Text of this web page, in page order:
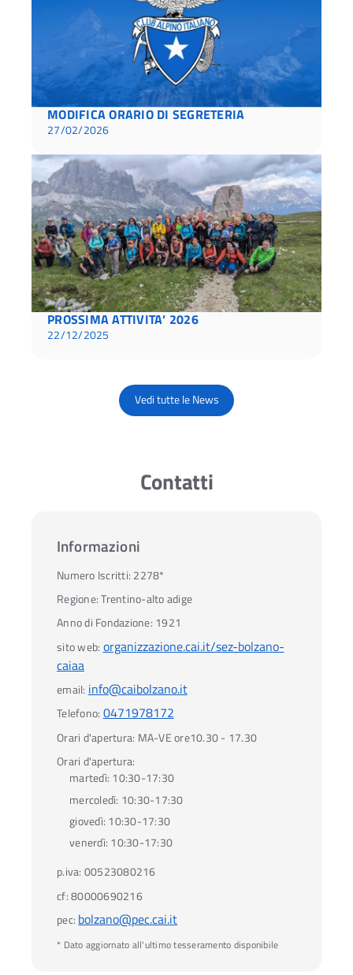
MODIFICA ORARIO DI SEGRETERIA
27/02/2026
PROSSIMA ATTIVITA’ 2026
22/12/2025
Vedi tutte le News
Contatti
Informazioni
Regione:Trentino-alto adige
Anno di Fondazione: 1921
sito web: organizzazione.cai.it/sez-bolzano-
caiaa
email: info@caibolzano.it
Telefono:0471978172
Orari d'apertura: MA-VE ore10.30 - 17.30
Orari d'apertura:
martedì: 10:30-17:30
mercoledì: 10:30-17:30
giovedì: 10:30-17:30
venerdì: 10:30-17:30
p.iva: 00523080216
cf:80000690216
pec: bolzano@pec.cai.it
Numero Iscritti: 2278*
* Dato aggiornato all'ultimo tesseramento disponibile